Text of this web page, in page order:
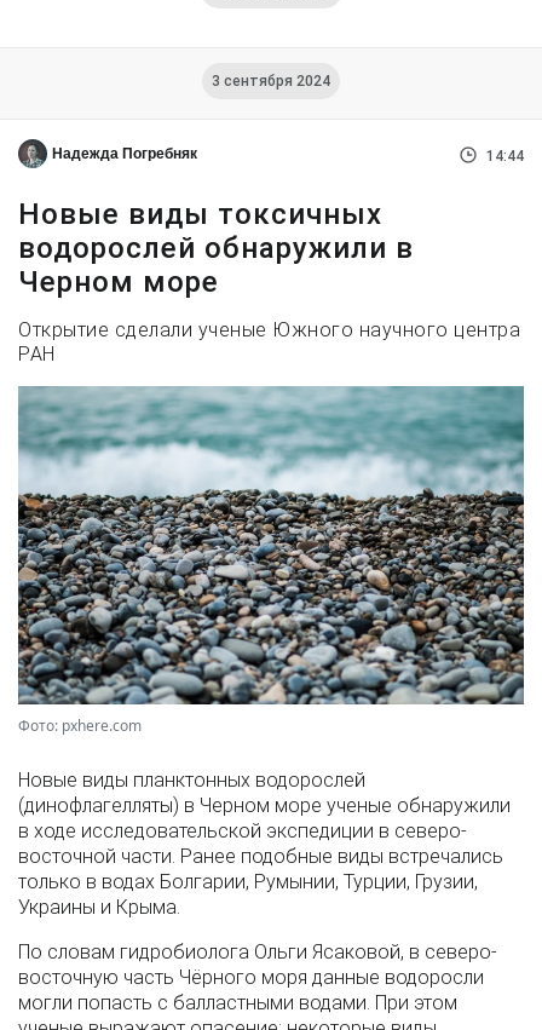
3 сентября 2024
Надежда Погребняк 14:44
Новые виды токсичных
водорослей обнаружили в
Черном море
Открытие сделали ученые Южного научного центра
РАН
Фото: pxhere.com
Новые виды планктонных водорослей
(динофлагелляты) в Черном море ученые обнаружили
в ходе исследовательской экспедиции в северо-
восточной части. Ранее подобные виды встречались
только в водах Болгарии, Румынии, Турции, Грузии,
Украины и Крыма.
По словам гидробиолога Ольги Ясаковой, в северо-
восточную часть Чёрного моря данные водоросли
могли попасть с балластными водами. При этом